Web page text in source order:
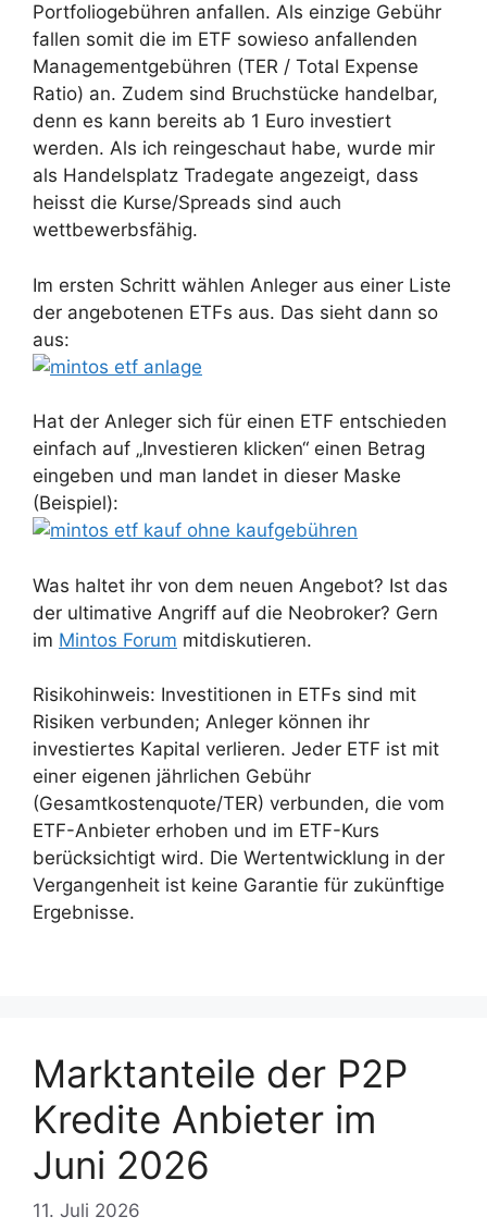
Portfoliogebühren anfallen. Als einzige Gebühr
fallen somit die im ETF sowieso anfallenden
Managementgebühren (TER / Total Expense
Ratio) an. Zudem sind Bruchstücke handelbar,
denn es kann bereits ab 1 Euro investiert
werden. Als ich reingeschaut habe, wurde mir
als Handelsplatz Tradegate angezeigt, dass
heisst die Kurse/Spreads sind auch
wettbewerbsfähig.
Im ersten Schritt wählen Anleger aus einer Liste
der angebotenen ETFs aus. Das sieht dann so
aus:
Hat der Anleger sich für einen ETF entschieden
einfach auf „Investieren klicken“ einen Betrag
eingeben und man landet in dieser Maske
(Beispiel):
Was haltet ihr von dem neuen Angebot? Ist das
der ultimative Angriff auf die Neobroker? Gern
im Mintos Forum mitdiskutieren.
Risikohinweis: Investitionen in ETFs sind mit
Risiken verbunden; Anleger können ihr
investiertes Kapital verlieren. Jeder ETF ist mit
einer eigenen jährlichen Gebühr
(Gesamtkostenquote/TER) verbunden, die vom
ETF-Anbieter erhoben und im ETF-Kurs
berücksichtigt wird. Die Wertentwicklung in der
Vergangenheit ist keine Garantie für zukünftige
Ergebnisse.
Marktanteile der P2P
Kredite Anbieter im
Juni 2026
11. Juli 2026